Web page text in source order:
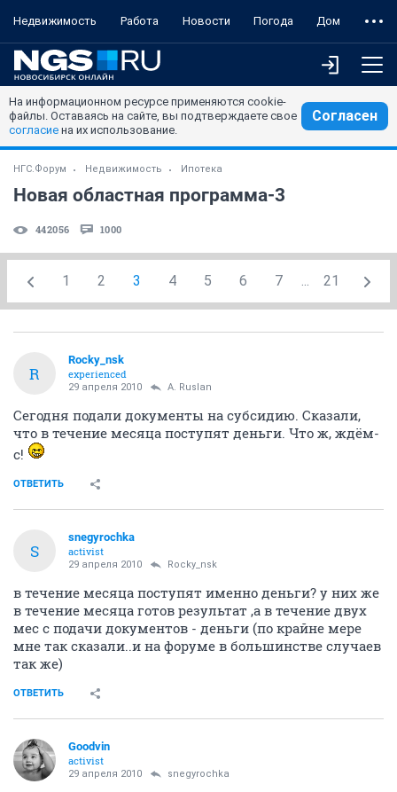
Недвижимость Работа Новости Погода Дом
На информационном ресурсе применяются cookie-
файлы. Оставаясь на сайте, вы подтверждаете свое
согласие на их использование.
Согласен
НГС.Форум Недвижимость Ипотека
Новая областная программа-3
442056 1000
1 2 3 4 5 6 7 ... 21
R
Rocky_nsk
experienced
29 апреля 2010 A. Ruslan
Сегодня подали документы на субсидию. Сказали,
что в течение месяца поступят деньги. Что ж, ждём-
с!
ОТВЕТИТЬ
S
snegyrochka
activist
29 апреля 2010 Rocky_nsk
в течение месяца поступят именно деньги? у них же
в течение месяца готов результат ,а в течение двух
мес с подачи документов - деньги (по крайне мере
мне так сказали..и на форуме в большинстве случаев
так же)
ОТВЕТИТЬ
Goodvin
activist
29 апреля 2010 snegyrochka